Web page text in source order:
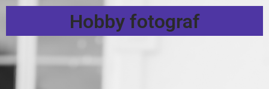
Hobby fotograf